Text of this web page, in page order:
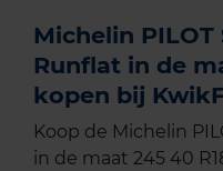
Michelin PILOT
Runflat in de
kopen bij
Koop de Michelin
in de maat 245 40